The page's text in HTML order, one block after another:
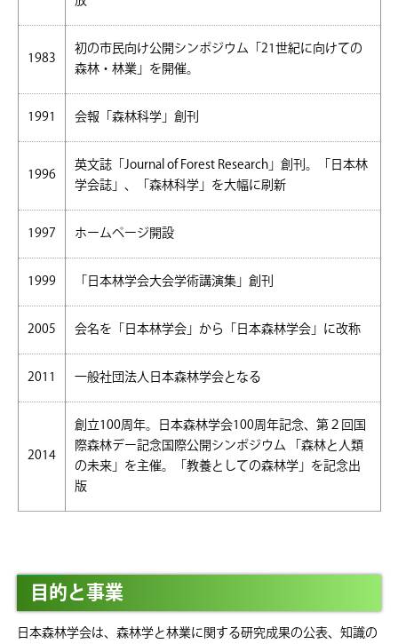
1983
初の市民向け公開シンポジウム「21世紀に向けての
森林・林業」を開催。
1991 会報「森林科学」創刊
1996
英文誌「Journal of Forest Research」創刊。「日本林
学会誌」、「森林科学」を大幅に刷新
1997 ホームページ開設
1999 「日本林学会大会学術講演集」創刊
2005 会名を「日本林学会」から「日本森林学会」に改称
2011 一般社団法人日本森林学会となる
2014
創立100周年。日本森林学会100周年記念、第２回国
際森林デー記念国際公開シンポジウム 「森林と人類
の未来」を主催。「教養としての森林学」を記念出
版
目的と事業
日本森林学会は、森林学と林業に関する研究成果の公表、知識の